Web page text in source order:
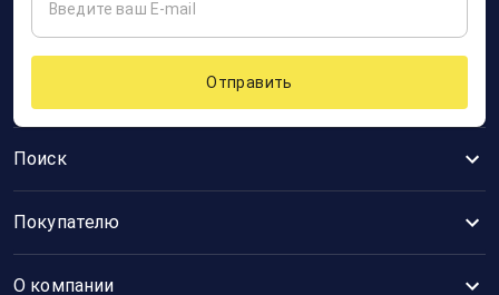
Поиск
Покупателю
О компании
Отправить